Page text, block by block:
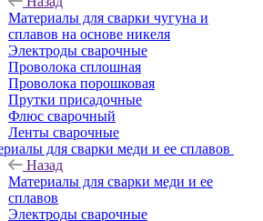
Материалы для сварки чугуна и
сплавов на основе никеля
Электроды сварочные
Проволока сплошная
Проволока порошковая
Прутки присадочные
Флюс сварочный
Ленты сварочные
для сварки меди и ее сплавов
Назад
Материалы для сварки меди и ее
сплавов
Электроды сварочные